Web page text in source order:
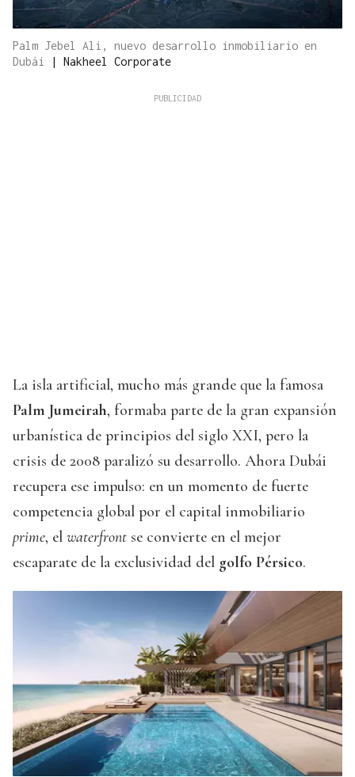
Palm Jebel Ali, nuevo desarrollo inmobiliario en
Dubái
| Nakheel Corporate
La isla artificial, mucho más grande que la famosa
Palm Jumeirah, formaba parte de la gran expansión
urbanística de principios del siglo XXI, pero la
crisis de 2008 paralizó su desarrollo. Ahora Dubái
recupera ese impulso: en un momento de fuerte
competencia global por el capital inmobiliario
prime, el waterfront se convierte en el mejor
escaparate de la exclusividad del golfo Pérsico.